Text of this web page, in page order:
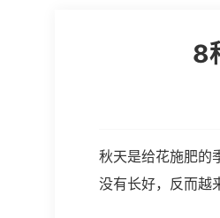
8
秋天是给花施肥的
没有长好，反而越